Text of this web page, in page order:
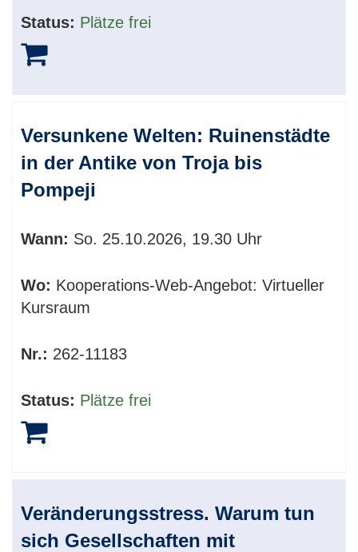
Status: Plätze frei
Versunkene Welten: Ruinenstädte
in der Antike von Troja bis
Pompeji
Wann: So. 25.10.2026, 19.30 Uhr
Wo: Kooperations-Web-Angebot: Virtueller
Kursraum
Nr.: 262-11183
Status: Plätze frei
Veränderungsstress. Warum tun
sich Gesellschaften mit